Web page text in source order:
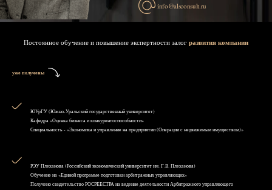
info@alsconsult.ru
Постоянное обучение и повышение экспертности залог развития компании
уже получены
ЮУрГУ (Южно-Уральский государственный университет)
Кафедра «Оценка бизнеса и конкурентоспособности»
Специальность - «Экономика и управление на предприятии (Операции с недвижимым имуществом)»
РЭУ Плеханова (Российский экономический университет им. Г.В. Плеханова)
Обучение на «Единой программе подготовки арбитражных управляющих»
Получено свидетельство РОСРЕЕСТРА на ведение деятельности Арбитражного управляющего